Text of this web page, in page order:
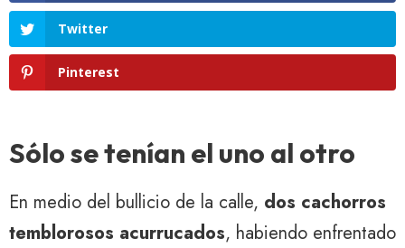
Twitter
Pinterest
Sólo se tenían el uno al otro
En medio del bullicio de la calle, dos cachorros
temblorosos acurrucados, habiendo enfrentado